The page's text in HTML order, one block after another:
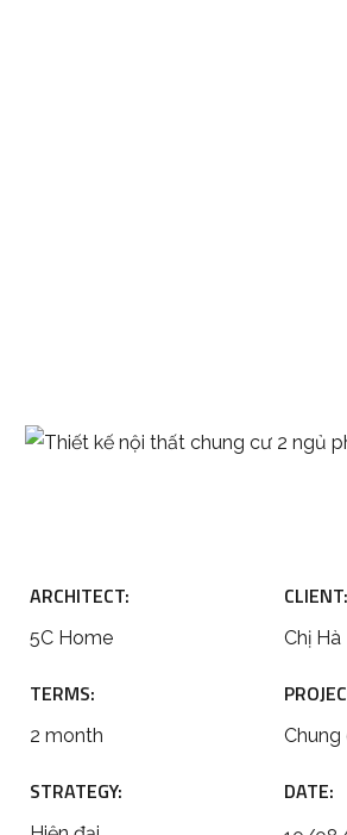
ARCHITECT:
5C Home
CLIENT:
Chị Hà
TERMS:
2 month Chung
STRATEGY: DATE: